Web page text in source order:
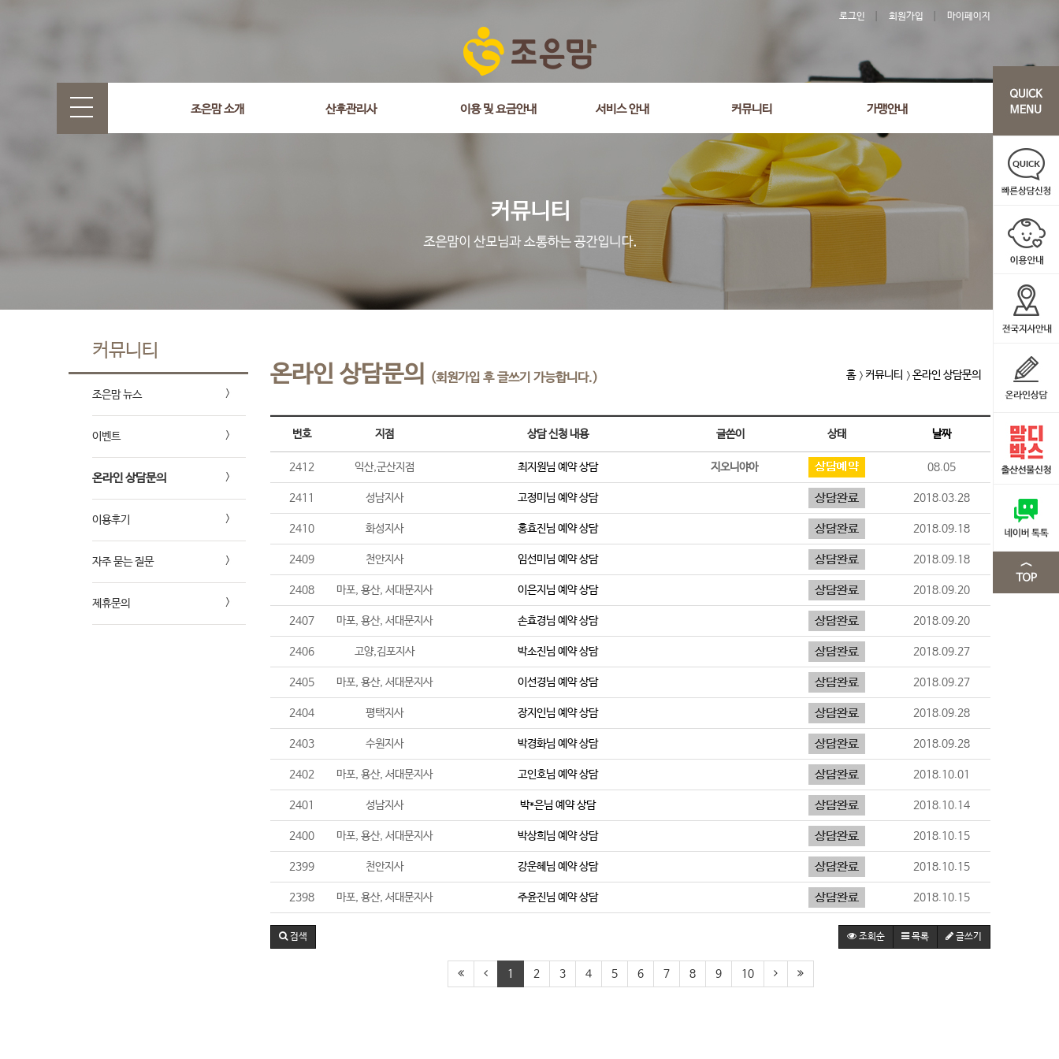
로그인 회원가입 마이페이지
조은맘 소개 산후관리사 이용 및 요금안내 서비스 안내 커뮤니티 가맹안내
커뮤니티
조은맘 뉴스
이벤트
온라인 상담문의
이용후기
자주 묻는 질문
제휴문의
온라인 상담문의 (회원가입 후 글쓰기 가능합니다.) 홈 커뮤니티 온라인 상담문의
번호 지점 상담 신청 내용 글쓴이 상태 날짜
2412 익산,군산지점 최지원님 예약 상담 지오니야아 08.05
2411 성남지사 고정미 님 예약 상담 2018.03.28
2410 화성지사 홍효진님 예약 상담 2018.09.18
2409 천안지사 임선미 님 예약 상담 2018.09.18
2408 마포, 용산, 서대문지사 이은지 님 예약 상담 2018.09.20
2407 마포, 용산, 서대문지사 손효경님 예약 상담 2018.09.20
2406 고양,김포지사 박소진님 예약 상담 2018.09.27
2405 마포, 용산, 서대문지사 이선경님 예약 상담 2018.09.27
2404 평택지사 장지인님 예약 상담 2018.09.28
2403 수원지사 박경화님 예약 상담 2018.09.28
2402 마포, 용산, 서대문지사 고인호님 예약 상담 2018.10.01
2401 성남지사 박*은님 예약 상담 2018.10.14
2400 마포, 용산, 서대문지사 박상희님 예약 상담 2018.10.15
2399 천안지사 강운혜 님 예약 상담 2018.10.15
2398 마포, 용산, 서대문지사 주윤진님 예약 상담 2018.10.15
조회순 목록 글쓰기
검색
1 2 3 4 5 6 7 8 9 10